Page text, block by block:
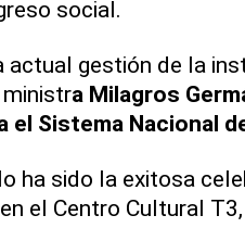
social.
actual gestión de la
a Milagros
el Sistema Nacional
ha sido la exitosa
el Centro Cultural